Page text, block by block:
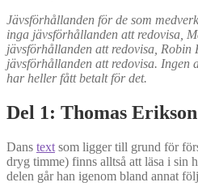
Jävsförhållanden för de som
inga jävsförhållanden att redovisa,
jävsförhållanden att redovisa, Robin
jävsförhållanden att redovisa. Ingen
har heller fått betalt för det.
Del 1: Thomas
Dans text som ligger till grund för
dryg timme) finns alltså att läsa i sin
delen går han igenom bland annat